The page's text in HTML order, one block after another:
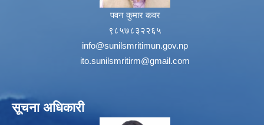
पवन कुमार कवर
९८५७८३२२६५
info@sunilsmritimun.gov.np
ito.sunilsmritirm@gmail.com
सूचना अधिकारी